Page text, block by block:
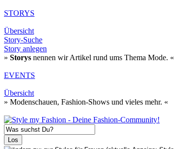
STORYS
Übersicht
Story-Suche
Story anlegen
» Storys nennen wir Artikel rund ums Thema Mode. «
EVENTS
Übersicht
» Modenschauen, Fashion-Shows und vieles mehr. «